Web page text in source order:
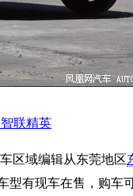
联精英
区域编辑从东莞地区
型有现车在售，购车